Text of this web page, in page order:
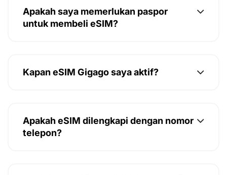
Apakah saya memerlukan paspor
untuk membeli eSIM?
Kapan eSIM Gigago saya aktif?
Apakah eSIM dilengkapi dengan nomor
telepon?